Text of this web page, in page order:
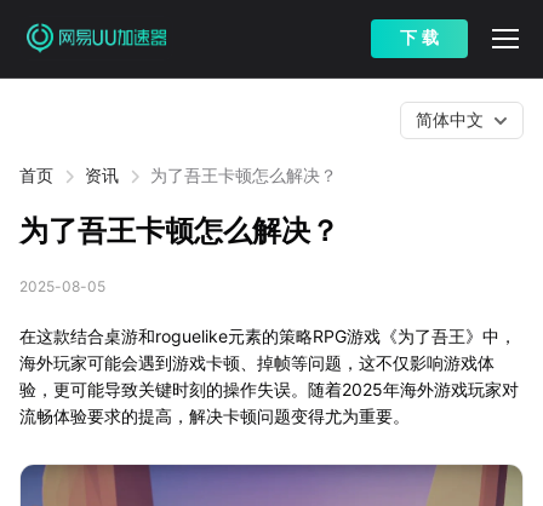
下 载
首页 资讯 为了吾王卡顿怎么解决？
简体中文
为了吾王卡顿怎么解决？
2025-08-05
在这款结合桌游和roguelike元素的策略RPG游戏《为了吾王》中，
海外玩家可能会遇到游戏卡顿、掉帧等问题，这不仅影响游戏体
验，更可能导致关键时刻的操作失误。随着2025年海外游戏玩家对
流畅体验要求的提高，解决卡顿问题变得尤为重要。